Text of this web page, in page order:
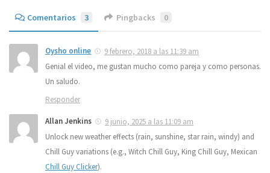
Comentarios 3 Pingbacks 0
Oysho online
9 febrero, 2018 a las 11:39 am
Genial el video, me gustan mucho como pareja y como personas.
Un saludo.
Responder
Allan Jenkins
9 junio, 2025 a las 11:09 am
Unlock new weather effects (rain, sunshine, star rain, windy) and
Chill Guy variations (e.g., Witch Chill Guy, King Chill Guy, Mexican
Chill Guy Clicker).